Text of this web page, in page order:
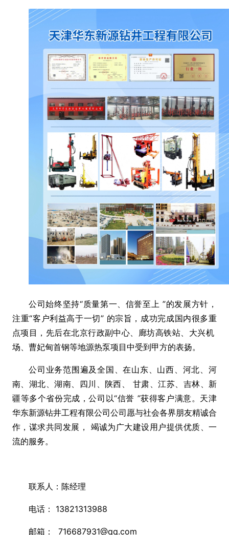
公司始终坚持“质量第一、信誉至上 ”的发展方针，
注重“客户利益高于一切” 的宗旨，成功完成国内很多重
点项目，先后在北京行政副中心、廊坊高铁站、大兴机
场、曹妃甸首钢等地源热泵项目中受到甲方的表扬。
公司业务范围遍及全国、在山东、山西、河北、河
南、湖北、湖南、四川、陕西、 甘肃、江苏、吉林、新
疆等多个省份完成，公司以“信誉 ”获得客户满意。天津
华东新源钻井工程有限公司公司愿与社会各界朋友精诚合
作，谋求共同发展， 竭诚为广大建设用户提供优质、一
流的服务。
联系人：陈经理
电话： 13821313988
邮箱： 716687931@qq.com